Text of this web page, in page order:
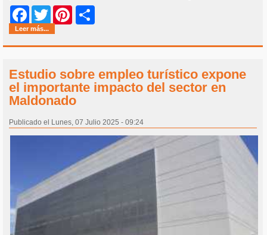
Facebook
Twitter Pinterest
Leer más...
Estudio sobre empleo turístico expone
el importante impacto del sector en
Maldonado
Publicado el Lunes, 07 Julio 2025 - 09:24